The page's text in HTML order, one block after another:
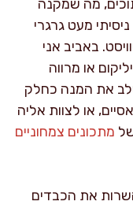
מה שמקנה
מעט גרגרי
באביב אני
או מרווה
את המנה כחלק
או לצוות אליה
מתכונים צמחוניים
את הכבדים